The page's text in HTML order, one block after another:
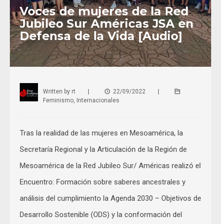
Voces de mujeres de la Red
Jubileo Sur Américas JSA en
Defensa de la Vida [Audio]
Written by rt | 22/09/2022
|
Feminismo Internacionales
Tras la realidad de las mujeres en Mesoamérica, la
Secretaría Regional y la Articulación de la Región de
Mesoamérica de la Red Jubileo Sur/ Américas realizó el
Encuentro: Formación sobre saberes ancestrales y
análisis del cumplimiento la Agenda 2030 – Objetivos de
Desarrollo Sostenible (ODS) y la conformación del